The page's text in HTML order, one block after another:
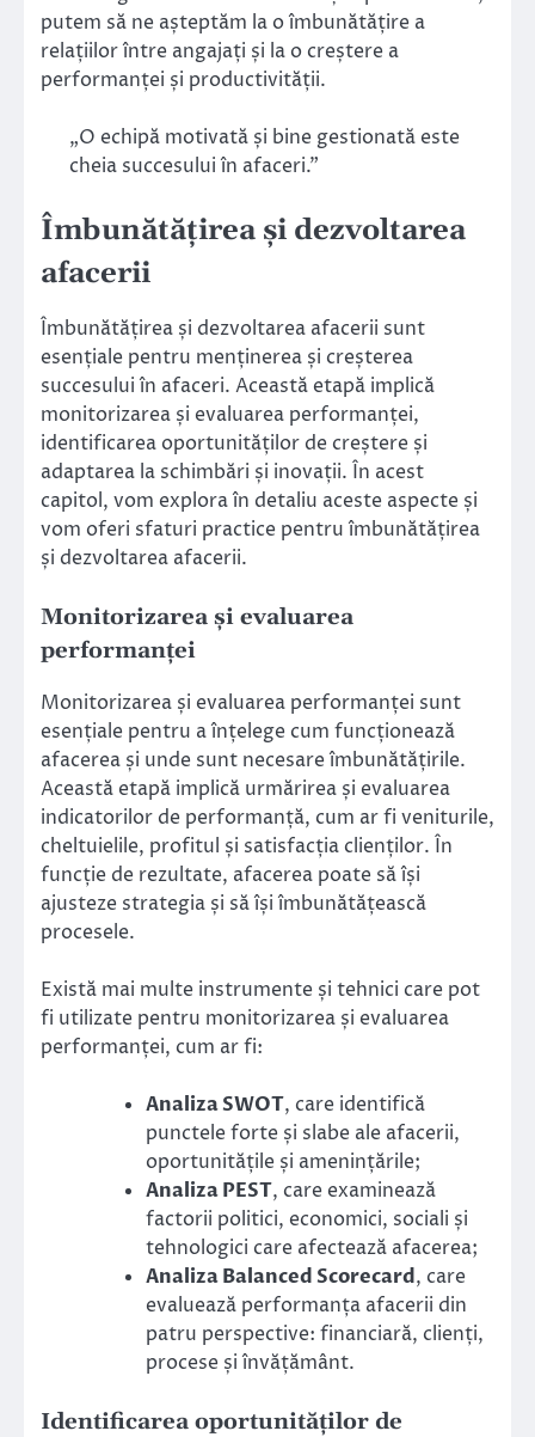
putem să ne așteptăm la o îmbunătățire a
relațiilor între angajați și la o creștere a
performanței și productivității.
„O echipă motivată și bine gestionată este
cheia succesului în afaceri.”
Îmbunătățirea și dezvoltarea
afacerii
Îmbunătățirea și dezvoltarea afacerii sunt
esențiale pentru menținerea și creșterea
succesului în afaceri. Această etapă implică
monitorizarea și evaluarea performanței,
identificarea oportunităților de creștere și
adaptarea la schimbări și inovații. În acest
capitol, vom explora în detaliu aceste aspecte și
vom oferi sfaturi practice pentru îmbunătățirea
și dezvoltarea afacerii.
Monitorizarea și evaluarea
performanței
Monitorizarea și evaluarea performanței sunt
esențiale pentru a înțelege cum funcționează
afacerea și unde sunt necesare îmbunătățirile.
Această etapă implică urmărirea și evaluarea
indicatorilor de performanță, cum ar fi veniturile,
cheltuielile, profitul și satisfacția clienților. În
funcție de rezultate, afacerea poate să își
ajusteze strategia și să își îmbunătățească
procesele.
Există mai multe instrumente și tehnici care pot
fi utilizate pentru monitorizarea și evaluarea
performanței, cum ar fi:
Analiza SWOT, care identifică
punctele forte și slabe ale afacerii,
oportunitățile și amenințările;
Analiza PEST, care examinează
factorii politici, economici, sociali și
tehnologici care afectează afacerea;
Analiza Balanced Scorecard, care
evaluează performanța afacerii din
patru perspective: financiară, clienți,
procese și învățământ.
Identificarea oportunităților de